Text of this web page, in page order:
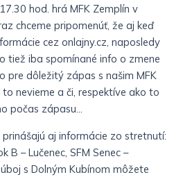
hod. hrá MFK Zemplín v
chceme pripomenúť, že aj keď
cez onlajny.cz, naposledy
tiež iba spomínané info o zmene
pre dôležitý zápas s našim MFK
nevieme a či, respektíve ako to
počas zápasu…
aj informácie zo stretnutí:
B – Lučenec, SFM Senec –
s Dolným Kubínom môžete